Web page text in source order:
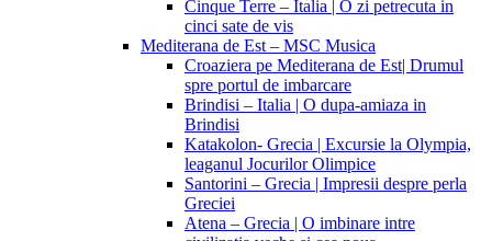
Cinque Terre – Italia | O zi petrecuta in
cinci sate de vis
Mediterana de Est – MSC Musica
Croaziera pe Mediterana de Est| Drumul
spre portul de imbarcare
Brindisi – Italia | O dupa-amiaza in
Brindisi
Katakolon- Grecia | Excursie la Olympia,
leaganul Jocurilor Olimpice
Santorini – Grecia | Impresii despre perla
Greciei
Atena – Grecia | O imbinare intre